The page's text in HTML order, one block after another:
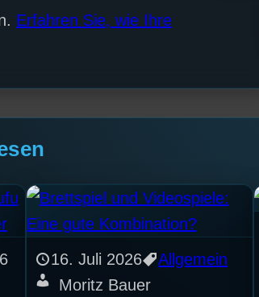
Erfahren Sie, wie Ihre
16. Juli 2026
Allgemein
Moritz Bauer